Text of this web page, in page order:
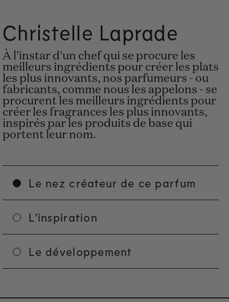
Christelle Laprade
À l'instar d'un chef qui se procure les
meilleurs ingrédients pour créer les plats
les plus innovants, nos parfumeurs - ou
fabricants, comme nous les appelons - se
procurent les meilleurs ingrédients pour
créer les fragrances les plus innovants,
inspirés par les produits de base qui
portent leur nom.
Le nez créateur de ce parfum
L'inspiration
Le développement